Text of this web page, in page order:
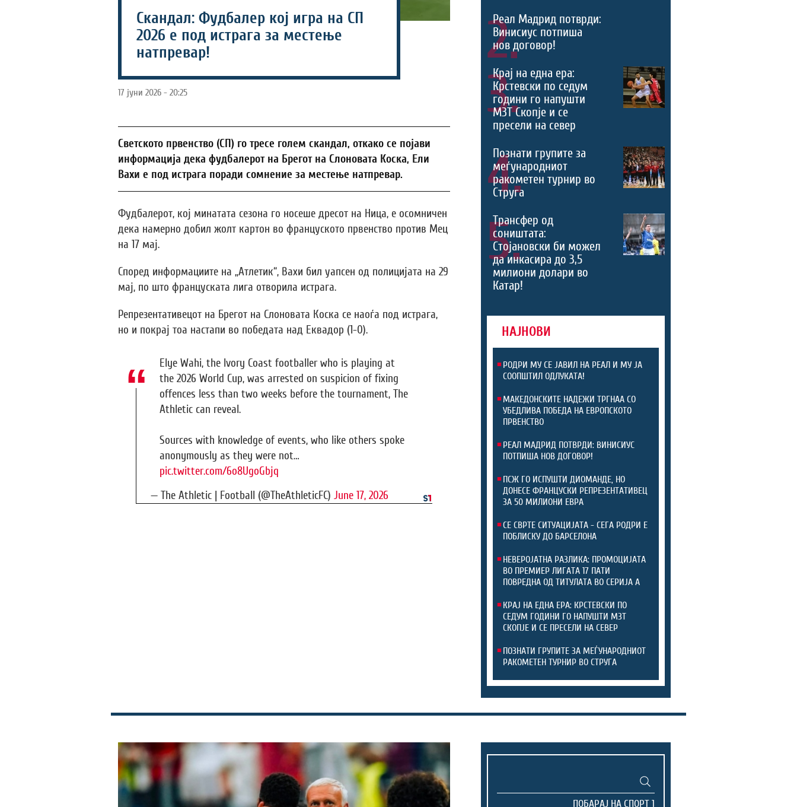
Скандал: Фудбалер кој игра на СП
2026 е под истрага за местење
натпревар!
17 јуни 2026 - 20:25
Светското првенство (СП) го тресе голем скандал, откако се појави
информација дека фудбалерот на Брегот на Слоновата Коска, Ели
Вахи е под истрага поради сомнение за местење натпревар.
Фудбалерот, кој минатата сезона го носеше дресот на Ница, е осомничен
дека намерно добил жолт картон во француското првенство против Мец
на 17 мај.
Според информациите на „Атлетик“, Вахи бил уапсен од полицијата на 29
мај, по што француската лига отворила истрага.
Репрезентативецот на Брегот на Слоновата Коска се наоѓа под истрага,
но и покрај тоа настапи во победата над Еквадор (1-0).
Elye Wahi, the Ivory Coast footballer who is playing at
the 2026 World Cup, was arrested on suspicion of fixing
offences less than two weeks before the tournament, The
Athletic can reveal.
Sources with knowledge of events, who like others spoke
anonymously as they were not…
pic.twitter.com/6o8UgoGbjq
— The Athletic | Football (@TheAthleticFC) June 17, 2026
2.
Реал Мадрид потврди:
Винисиус потпиша
нов договор!
3.
Крај на една ера:
Крстевски по седум
години го напушти
МЗТ Скопје и се
пресели на север
4.
Познати групите за
меѓународниот
ракометен турнир во
Струга
5.
Трансфер од
соништата:
Стојановски би можел
да инкасира до 3,5
милиони долари во
Катар!
НАЈНОВИ
РОДРИ МУ СЕ ЈАВИЛ НА РЕАЛ И МУ ЈА
СООПШТИЛ ОДЛУКАТА!
МАКЕДОНСКИТЕ НАДЕЖИ ТРГНАА СО
УБЕДЛИВА ПОБЕДА НА ЕВРОПСКОТО
ПРВЕНСТВО
РЕАЛ МАДРИД ПОТВРДИ: ВИНИСИУС
ПОТПИША НОВ ДОГОВОР!
ПСЖ ГО ИСПУШТИ ДИОМАНДЕ, НО
ДОНЕСЕ ФРАНЦУСКИ РЕПРЕЗЕНТАТИВЕЦ
ЗА 50 МИЛИОНИ ЕВРА
СЕ СВРТЕ СИТУАЦИЈАТА - СЕГА РОДРИ Е
ПОБЛИСКУ ДО БАРСЕЛОНА
НЕВЕРОЈАТНА РАЗЛИКА: ПРОМОЦИЈАТА
ВО ПРЕМИЕР ЛИГАТА 17 ПАТИ
ПОВРЕДНА ОД ТИТУЛАТА ВО СЕРИЈА А
КРАЈ НА ЕДНА ЕРА: КРСТЕВСКИ ПО
СЕДУМ ГОДИНИ ГО НАПУШТИ МЗТ
СКОПЈЕ И СЕ ПРЕСЕЛИ НА СЕВЕР
ПОЗНАТИ ГРУПИТЕ ЗА МЕЃУНАРОДНИОТ
РАКОМЕТЕН ТУРНИР ВО СТРУГА